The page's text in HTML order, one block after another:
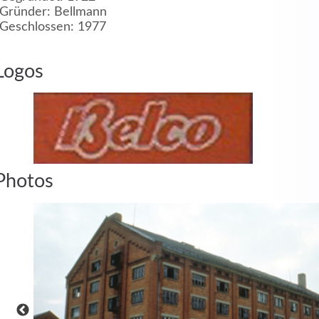
Gründer: Bellmann
Geschlossen: 1977